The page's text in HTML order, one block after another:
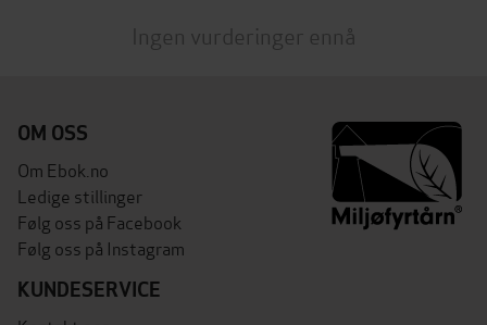
Ingen vurderinger ennå
OM OSS
Om Ebok.no
Ledige stillinger
Følg oss på Facebook
Følg oss på Instagram
KUNDESERVICE